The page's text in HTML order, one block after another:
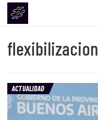
flexibilizacion
ACTUALIDAD